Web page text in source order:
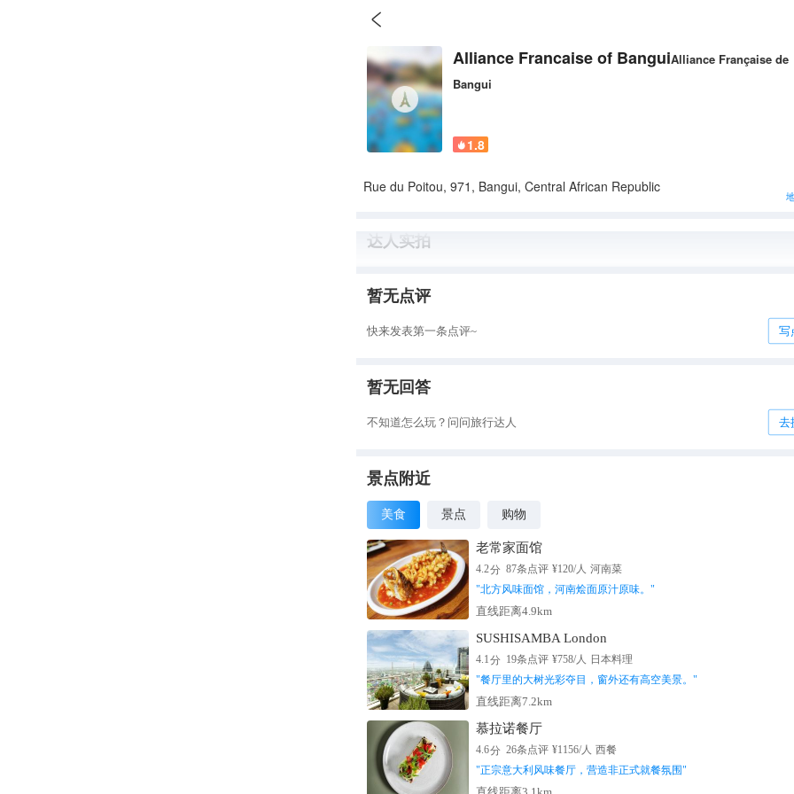

Alliance Francaise of BanguiAlliance Française de
Bangui
 1.8
Rue du Poitou, 971, Bangui, Central African Republic
达人实拍
暂无点评
快来发表第一条点评~ 写
暂无回答
不知道怎么玩？问问旅行达人 去
景点附近
美食 景点 购物
老常家面馆
4.2分 87条点评 ¥120/人 河南菜
"北方风味面馆，河南烩面原汁原味。 "
直线距离4.9km
SUSHISAMBA London
4.1分 19条点评 ¥758/人 日本料理
"餐厅里的大树光彩夺目，窗外还有高空美景。 "
直线距离7.2km
慕拉诺餐厅
4.6分 26条点评 ¥1156/人 西餐
"正宗意大利风味餐厅，营造非正式就餐氛围"